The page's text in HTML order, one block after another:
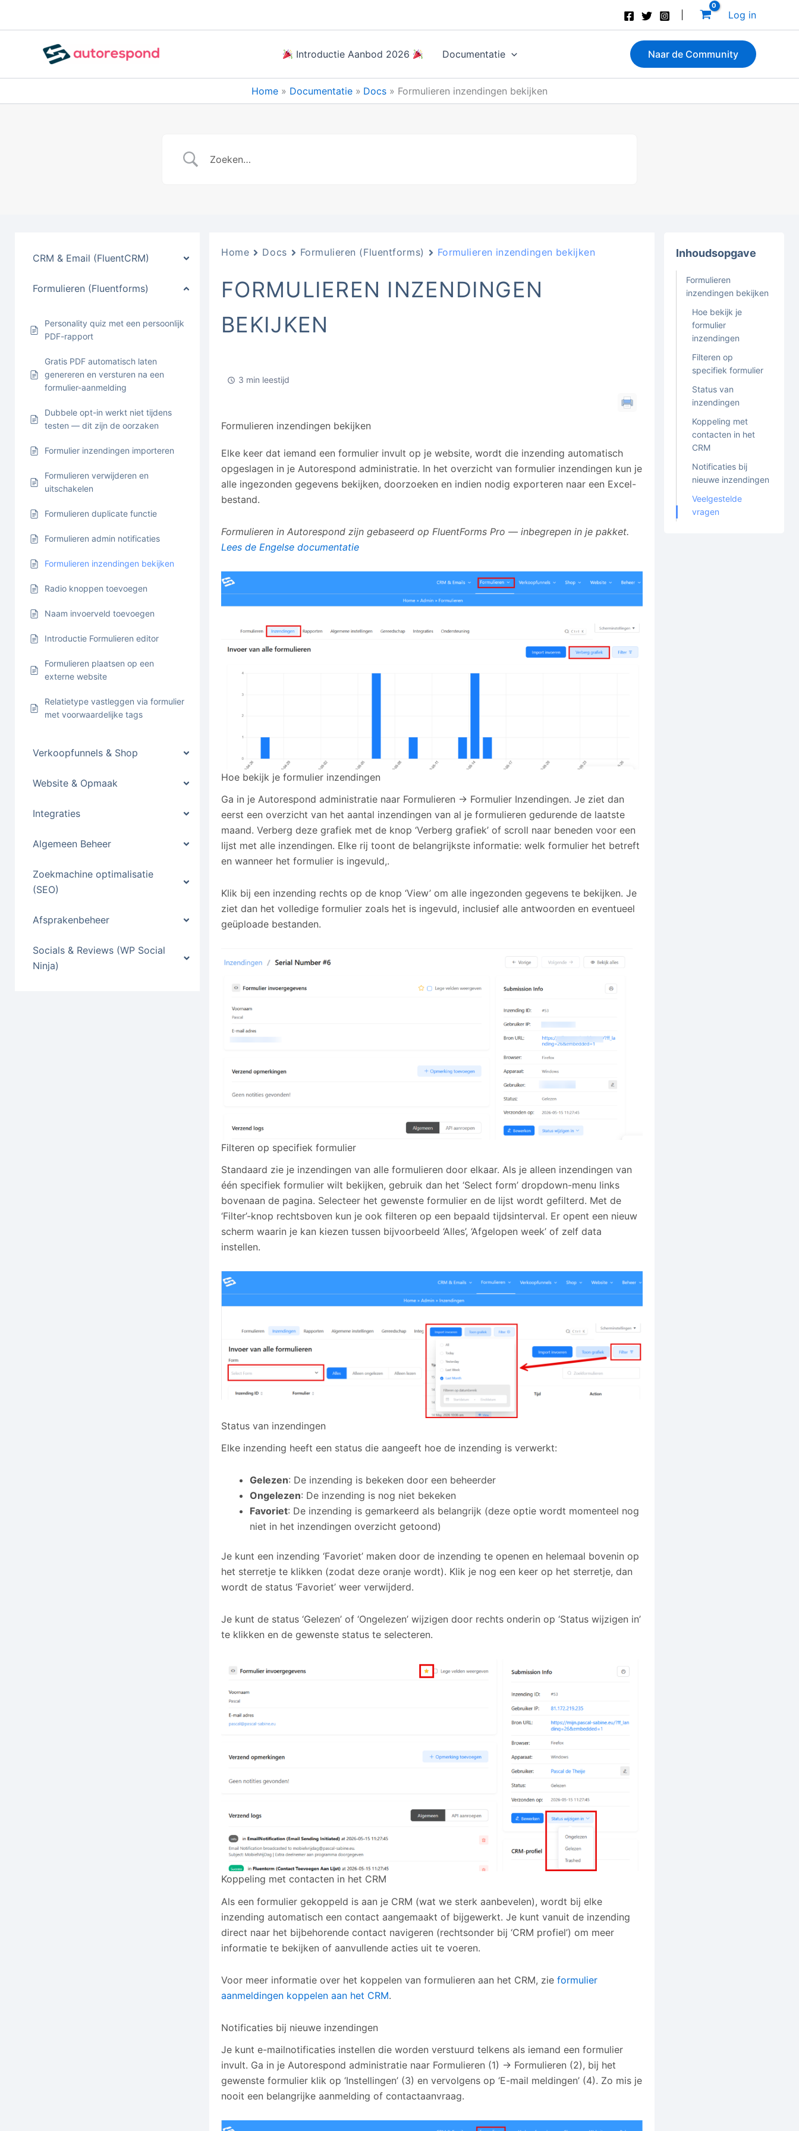
Log in
Introductie Aanbod 2026 Documentatie Naar de Community
Home Documentatie Docs Formulieren inzendingen bekijken
CRM & Email (FluentCRM)
Formulieren (Fluentforms)
Personality quiz met een persoonlijk
PDF-rapport
Gratis PDF automatisch laten
genereren en versturen na een
formulier-aanmelding
Dubbele opt-in werkt niet tijdens
testen — dit zijn de oorzaken
Formulier inzendingen importeren
Formulieren verwijderen en
uitschakelen
Formulieren duplicate functie
Formulieren admin notificaties
Formulieren inzendingen bekijken
Radio knoppen toevoegen
Naam invoerveld toevoegen
Introductie Formulieren editor
Formulieren plaatsen op een
externe website
Relatietype vastleggen via formulier
met voorwaardelijke tags
Verkoopfunnels & Shop
Website & Opmaak
Integraties
Algemeen Beheer
Zoekmachine optimalisatie
(SEO)
Afsprakenbeheer
Socials & Reviews (WP Social
Ninja)
Home Docs Formulieren (Fluentforms) Formulieren inzendingen bekijken
FORMULIEREN INZENDINGEN
BEKIJKEN
3 min leestijd
Formulieren inzendingen bekijken
Elke keer dat iemand een formulier invult op je website, wordt die inzending automatisch
opgeslagen in je Autorespond administratie. In het overzicht van formulier inzendingen kun je
alle ingezonden gegevens bekijken, doorzoeken en indien nodig exporteren naar een Excel-
bestand.
Formulieren in Autorespond zijn gebaseerd op FluentForms Pro — inbegrepen in je pakket.
Lees de Engelse documentatie
Hoe bekijk je formulier inzendingen
Ga in je Autorespond administratie naar Formulieren → Formulier Inzendingen. Je ziet dan
eerst een overzicht van het aantal inzendingen van al je formulieren gedurende de laatste
maand. Verberg deze grafiek met de knop ‘Verberg grafiek’ of scroll naar beneden voor een
lijst met alle inzendingen. Elke rij toont de belangrijkste informatie: welk formulier het betreft
en wanneer het formulier is ingevuld,.
Klik bij een inzending rechts op de knop ‘View’ om alle ingezonden gegevens te bekijken. Je
ziet dan het volledige formulier zoals het is ingevuld, inclusief alle antwoorden en eventueel
geüploade bestanden.
Filteren op specifiek formulier
Standaard zie je inzendingen van alle formulieren door elkaar. Als je alleen inzendingen van
één specifiek formulier wilt bekijken, gebruik dan het ‘Select form’ dropdown-menu links
bovenaan de pagina. Selecteer het gewenste formulier en de lijst wordt gefilterd. Met de
‘Filter’-knop rechtsboven kun je ook filteren op een bepaald tijdsinterval. Er opent een nieuw
scherm waarin je kan kiezen tussen bijvoorbeeld ‘Alles’, ‘Afgelopen week’ of zelf data
instellen.
Status van inzendingen
Elke inzending heeft een status die aangeeft hoe de inzending is verwerkt:
Gelezen: De inzending is bekeken door een beheerder
Ongelezen: De inzending is nog niet bekeken
Favoriet: De inzending is gemarkeerd als belangrijk (deze optie wordt momenteel nog
niet in het inzendingen overzicht getoond)
Je kunt een inzending ‘Favoriet’ maken door de inzending te openen en helemaal bovenin op
het sterretje te klikken (zodat deze oranje wordt). Klik je nog een keer op het sterretje, dan
wordt de status ‘Favoriet’ weer verwijderd.
Je kunt de status ‘Gelezen’ of ‘Ongelezen’ wijzigen door rechts onderin op ‘Status wijzigen in’
te klikken en de gewenste status te selecteren.
Koppeling met contacten in het CRM
Als een formulier gekoppeld is aan je CRM (wat we sterk aanbevelen), wordt bij elke
inzending automatisch een contact aangemaakt of bijgewerkt. Je kunt vanuit de inzending
direct naar het bijbehorende contact navigeren (rechtsonder bij ‘CRM profiel’) om meer
informatie te bekijken of aanvullende acties uit te voeren.
Voor meer informatie over het koppelen van formulieren aan het CRM, zieformulier
aanmeldingen koppelen aan het CRM.
Notificaties bij nieuwe inzendingen
Je kunt e-mailnotificaties instellen die worden verstuurd telkens als iemand een formulier
invult. Ga in je Autorespond administratie naar Formulieren (1) → Formulieren (2), bij het
gewenste formulier klik op ‘Instellingen’ (3) en vervolgens op ‘E-mail meldingen’ (4). Zo mis je
nooit een belangrijke aanmelding of contactaanvraag.
Inhoudsopgave
Formulieren
inzendingen bekijken
Hoe bekijk je
formulier
inzendingen
Filteren op
specifiek formulier
Status van
inzendingen
Koppeling met
contacten in het
CRM
Notificaties bij
nieuwe inzendingen
Veelgestelde
vragen